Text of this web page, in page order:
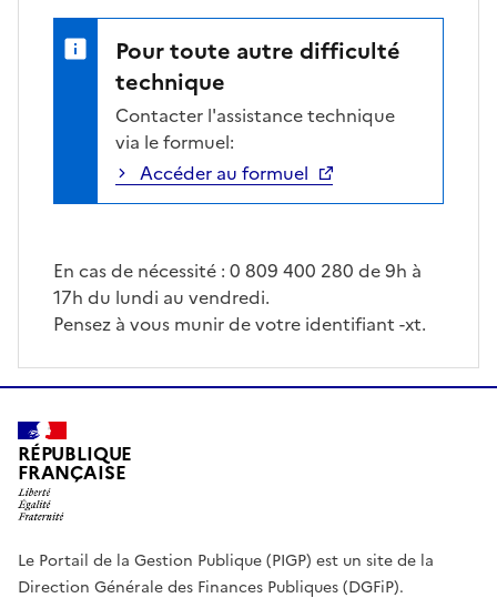
Pour toute autre difficulté
technique
Contacter l'assistance technique
via le formuel:
Accéder au formuel
En cas de nécessité : 0 809 400 280 de 9h à
17h du lundi au vendredi.
Pensez à vous munir de votre identifiant -xt.
RÉPUBLIQUE
FRANÇAISE
Le Portail de la Gestion Publique (PIGP) est un site de la
Direction Générale des Finances Publiques (DGFiP).